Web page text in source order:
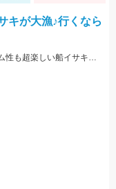
キが大漁♪行くなら
早くも卵胞＆白子有り個体も!？引きも!味も!ゲーム性も超楽しい船イサキ釣りみなさんもぜひ!!